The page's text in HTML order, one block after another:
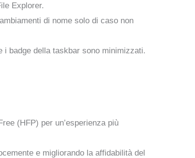
Explorer.
di nome solo di caso non
i badge della taskbar sono minimizzati.
(HFP) per un’esperienza più
e migliorando la affidabilità del